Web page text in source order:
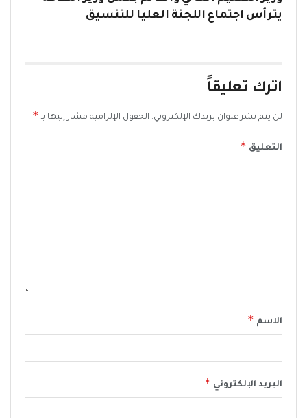
يترأس اجتماع اللجنة العليا للتنسيق
اترك تعليقاً
لن يتم نشر عنوان بريدك الإلكتروني. الحقول الإلزامية مشار إليها بـ *
التعليق *
الاسم *
البريد الإلكتروني *